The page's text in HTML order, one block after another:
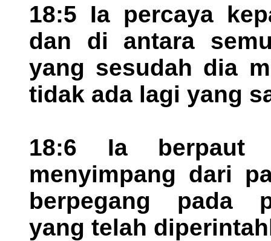
18:5 Ia percaya
dan di antara
yang sesudah dia
tidak ada lagi yang
18:6 Ia berpaut
menyimpang dari
berpegang pada
yang telah